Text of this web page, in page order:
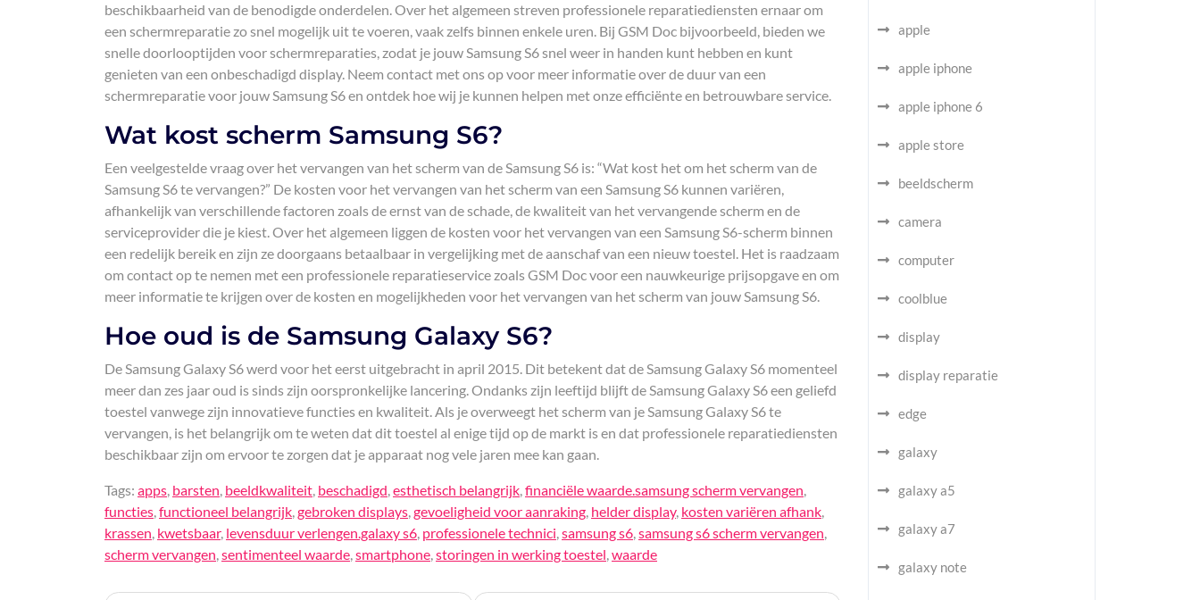
beschikbaarheid van de benodigde onderdelen. Over het algemeen streven professionele reparatiediensten ernaar om
een schermreparatie zo snel mogelijk uit te voeren, vaak zelfs binnen enkele uren. Bij GSM Doc bijvoorbeeld, bieden we
snelle doorlooptijden voor schermreparaties, zodat je jouw Samsung S6 snel weer in handen kunt hebben en kunt
genieten van een onbeschadigd display. Neem contact met ons op voor meer informatie over de duur van een
schermreparatie voor jouw Samsung S6 en ontdek hoe wij je kunnen helpen met onze efficiënte en betrouwbare service.
Wat kost scherm Samsung S6?
Een veelgestelde vraag over het vervangen van het scherm van de Samsung S6 is: “Wat kost het om het scherm van de
Samsung S6 te vervangen?” De kosten voor het vervangen van het scherm van een Samsung S6 kunnen variëren,
afhankelijk van verschillende factoren zoals de ernst van de schade, de kwaliteit van het vervangende scherm en de
serviceprovider die je kiest. Over het algemeen liggen de kosten voor het vervangen van een Samsung S6-scherm binnen
een redelijk bereik en zijn ze doorgaans betaalbaar in vergelijking met de aanschaf van een nieuw toestel. Het is raadzaam
om contact op te nemen met een professionele reparatieservice zoals GSM Doc voor een nauwkeurige prijsopgave en om
meer informatie te krijgen over de kosten en mogelijkheden voor het vervangen van het scherm van jouw Samsung S6.
Hoe oud is de Samsung Galaxy S6?
De Samsung Galaxy S6 werd voor het eerst uitgebracht in april 2015. Dit betekent dat de Samsung Galaxy S6 momenteel
meer dan zes jaar oud is sinds zijn oorspronkelijke lancering. Ondanks zijn leeftijd blijft de Samsung Galaxy S6 een geliefd
toestel vanwege zijn innovatieve functies en kwaliteit. Als je overweegt het scherm van je Samsung Galaxy S6 te
vervangen, is het belangrijk om te weten dat dit toestel al enige tijd op de markt is en dat professionele reparatiediensten
beschikbaar zijn om ervoor te zorgen dat je apparaat nog vele jaren mee kan gaan.
Tags: apps, barsten, beeldkwaliteit, beschadigd,esthetisch belangrijk,financiële waarde.samsung scherm vervangen,
functies,functioneel belangrijk,gebroken displays,gevoeligheid voor aanraking, helder display, kosten variëren afhank,
krassen, kwetsbaar, levensduur verlengen.galaxy s6, professionele technici,samsung s6,samsung s6 scherm vervangen,
scherm vervangen,sentimenteel waarde,smartphone,storingen in werking toestel,waarde
apple
apple iphone
apple iphone 6
apple store
beeldscherm
camera
computer
coolblue
display
display reparatie
edge
galaxy
galaxy a5
galaxy a7
galaxy note